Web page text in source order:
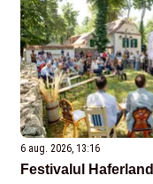
6 aug. 2026, 13:16
Festivalul